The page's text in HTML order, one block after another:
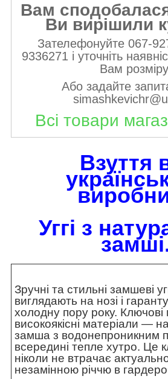
Вам
Ви вирішили
Зателефонуйте 067-
9336271 і уточніть
Вам
Або задайте
Всі товари
Взуття
Уггі з
Зручні та стильні замшеві
виглядають на нозі і
холодну пору року. Ключові
високоякісні матеріали —
замша з водонепроникним
всередині тепле хутро. Це
ніколи не втрачає
незамінною річчю в